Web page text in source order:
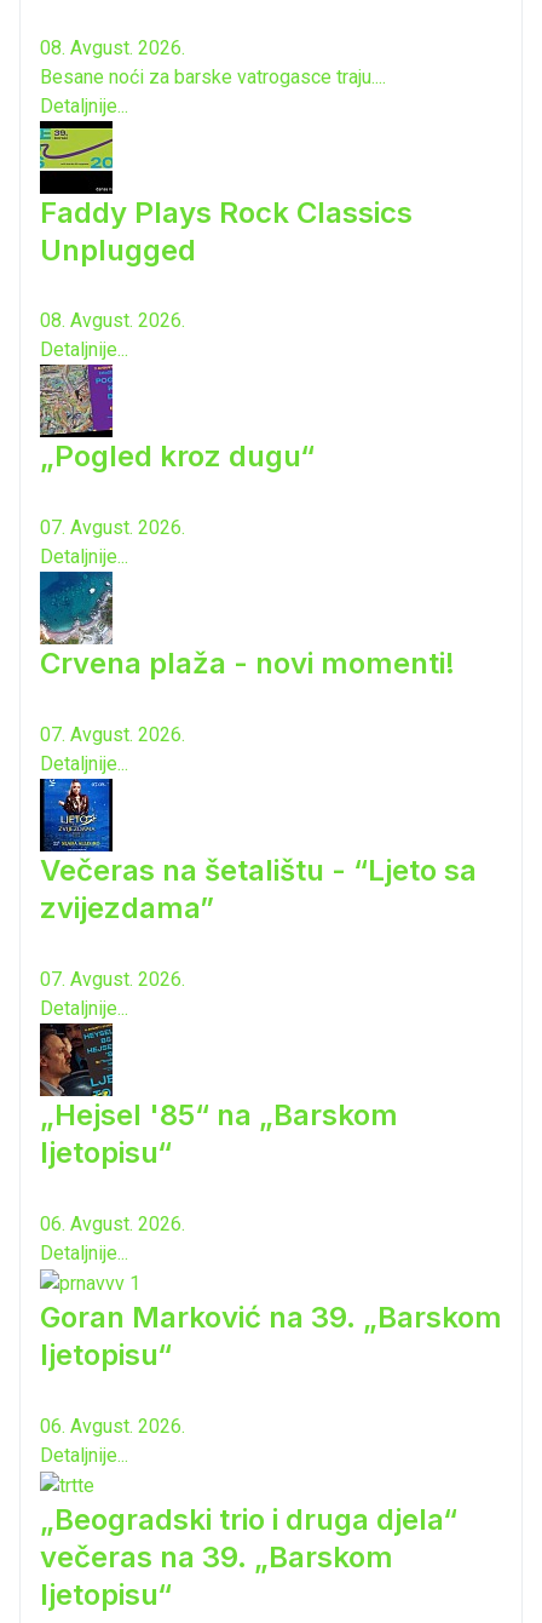
08. Avgust. 2026.
Besane noći za barske vatrogasce traju....
Detaljnije...
Faddy Plays Rock Classics
Unplugged
08. Avgust. 2026.
Detaljnije...
„Pogled kroz dugu“
07. Avgust. 2026.
Detaljnije...
Crvena plaža - novi momenti!
07. Avgust. 2026.
Detaljnije...
Večeras na šetalištu - “Ljeto sa
zvijezdama”
07. Avgust. 2026.
Detaljnije...
„Hejsel '85“ na „Barskom
ljetopisu“
06. Avgust. 2026.
Detaljnije...
Goran Marković na 39. „Barskom
ljetopisu“
06. Avgust. 2026.
Detaljnije...
„Beogradski trio i druga djela“
večeras na 39. „Barskom
ljetopisu“